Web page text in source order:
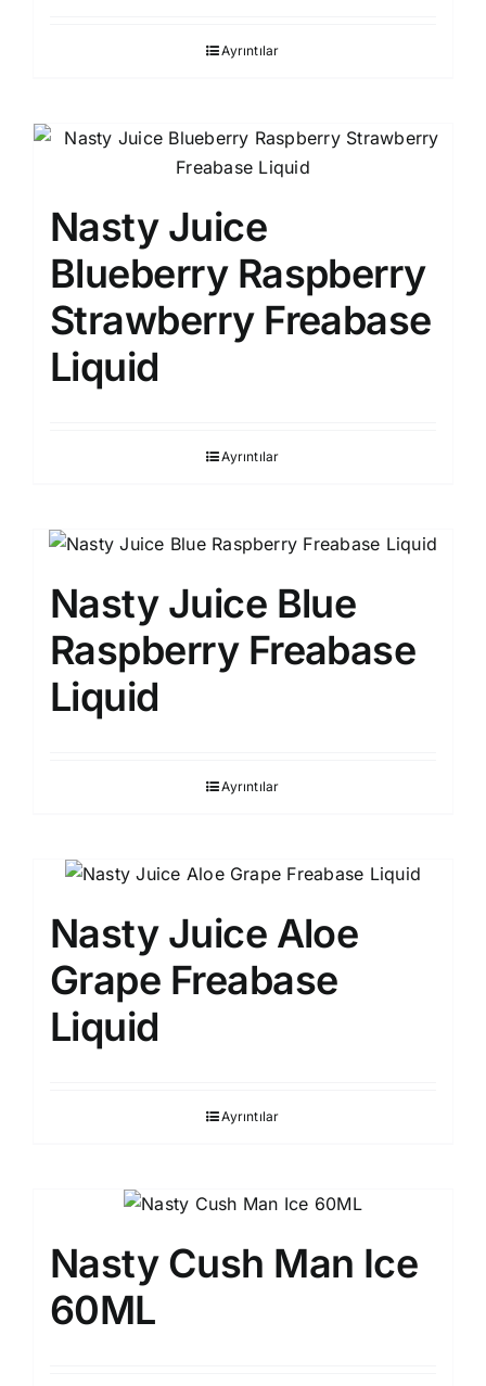
Ayrıntılar
Nasty Juice
Blueberry Raspberry
Strawberry Freabase
Liquid
Ayrıntılar
Nasty Juice Blue
Raspberry Freabase
Liquid
Ayrıntılar
Nasty Juice Aloe
Grape Freabase
Liquid
Ayrıntılar
Nasty Cush Man Ice
60ML